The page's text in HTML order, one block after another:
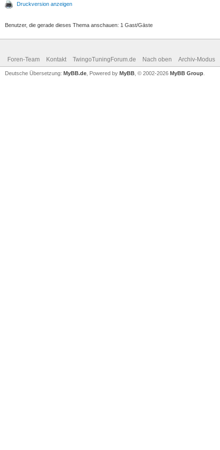
Druckversion anzeigen
Benutzer, die gerade dieses Thema anschauen: 1 Gast/Gäste
Foren-Team Kontakt TwingoTuningForum.de Nach oben Archiv-Modus
Deutsche Übersetzung: MyBB.de , Powered by MyBB , © 2002-2026 MyBB Group